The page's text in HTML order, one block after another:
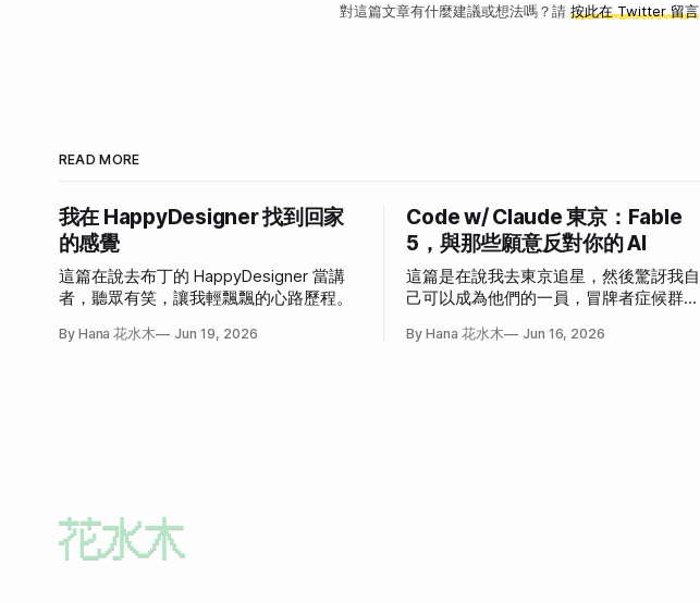
對這篇文章有什麼建議或想法嗎？請 按此在 Twitter 留言
READ MORE
我在 HappyDesigner 找到回家
的感覺
這篇在說去布丁的 HappyDesigner 當講
者，聽眾有笑，讓我輕飄飄的心路歷程。
By Hana 花水木 Jun 19, 2026
Code w/ Claude 東京：Fable
5，與那些願意反對你的 AI
這篇是在說我去東京追星，然後驚訝我自
己可以成為他們的一員，冒牌者症候群大
By Hana 花水木 Jun 16, 2026